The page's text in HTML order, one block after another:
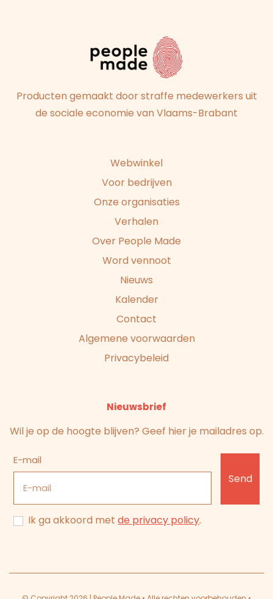
Producten gemaakt door straffe medewerkers uit
de sociale economie van Vlaams-Brabant
Webwinkel
Voor bedrijven
Onze organisaties
Verhalen
Over People Made
Word vennoot
Nieuws
Kalender
Contact
Algemene voorwaarden
Privacybeleid
Nieuwsbrief
Wil je op de hoogte blijven? Geef hier je mailadres op.
E-mail
Send
Ik ga akkoord metde privacy policy.